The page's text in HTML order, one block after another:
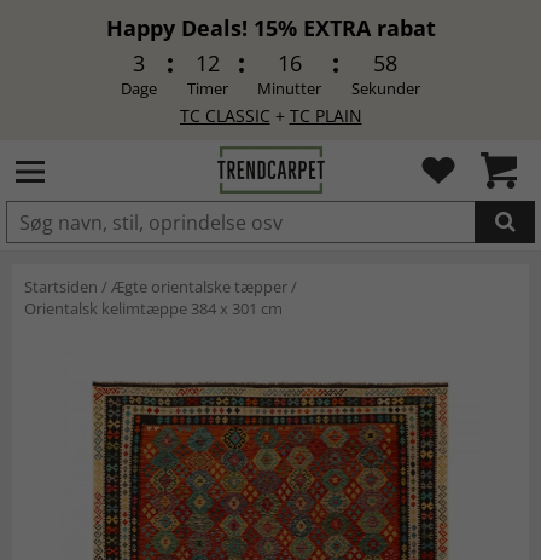
Happy Deals! 15% EXTRA rabat
3
Dage
12
Timer
16
Minutter
57
Sekunder
TC CLASSIC + TC PLAIN
LAGT I INDKØBSKURVEN.
Startsiden /Ægte orientalske tæpper/
Orientalsk kelimtæppe 384 x 301 cm